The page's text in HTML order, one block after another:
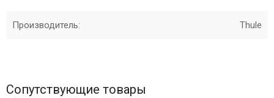
Производитель: Thule
Сопутствующие товары